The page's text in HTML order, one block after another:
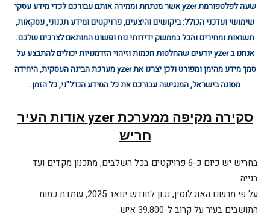
שעה לפלטפורמת yzer אשר מנתחת וממירה אותם עבורכם לכדי מידע עסקי
שימושי ועדכני הכולל: ביקושים והיצעים, פרויקטים ומידע תכנוני, עסקאות,
תשואות ומחירים והכל בממשק ידידותי נוח ופשוט המותאם לצרכים שלכם.
אנחנו ב yzer יודעים שהחלטות חכמות וזיהוי הזדמנויות יכולים להתבצע על
סמך מידע מהימן ומפורט ולכן יצרנו את yzer מערכת הבינה העסקית, היחידה
מסוגה בישראל, המנגישה עבורכם את כל המידע הנדל"ני, כל הזמן.
סקירה מקיפה ממערכת yzer
אודות העיר
חריש
בחריש יש כיום כ-6 פרויקטים בכל השלבים, מתכנון מקדים ועד
בנייה.
על פי מרשם האוכלוסין, נכון לחודש ינואר 2025, עומדת כמות
התושבים בעיר על קרוב ל-39,800 איש.